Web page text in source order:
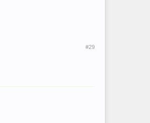
#29